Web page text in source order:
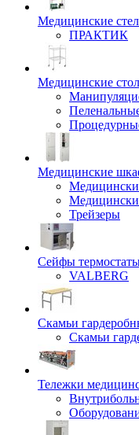
Медицинские
ПРАКТИК
Медицинские
Медицинские
Трейзеры
Сейфы
VALBERG
Скамьи
Скамьи
Тележки